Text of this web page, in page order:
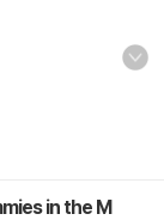
in the M